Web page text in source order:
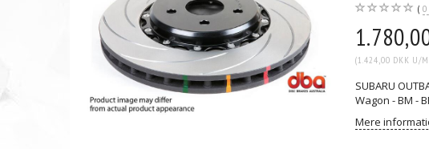
0
(1.424,00 DKK U/
SUBARU
Wagon - BM -
Mere